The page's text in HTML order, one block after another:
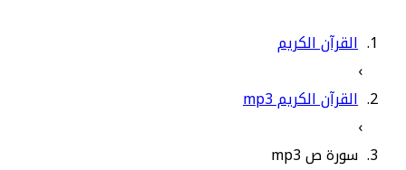
القرآن الكريم
›
القرآن الكريم mp3
›
سورة ص mp3